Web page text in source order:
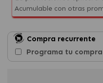
Acumulable con otras
Compra recurrente
Programa tu compra